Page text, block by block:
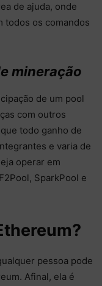
de ajuda, onde
todos os comandos
mineração
de um pool
com outros
todo ganho de
e varia de
operar em
SparkPool e
pessoa pode
Afinal, ela é